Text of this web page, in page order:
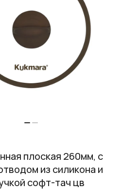
плоская 260мм, с
из силикона и
софт-тач цв